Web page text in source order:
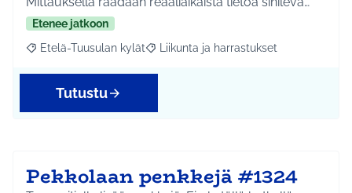
Etenee jatkoon
Rajaa tulokset aihepiirin mukaan: Etelä-Tuusulan kylät
Etelä-Tuusulan kylät Rajaa tulokset teeman mukaan:
Liikunta ja harrastukset
Tutustu
Pekkolaan penkkejä #1324